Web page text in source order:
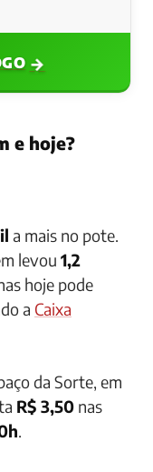
→
e hoje?
a mais no pote.
levou 1,2
hoje pode
a Caixa
da Sorte, em
R$ 3,50 nas
.